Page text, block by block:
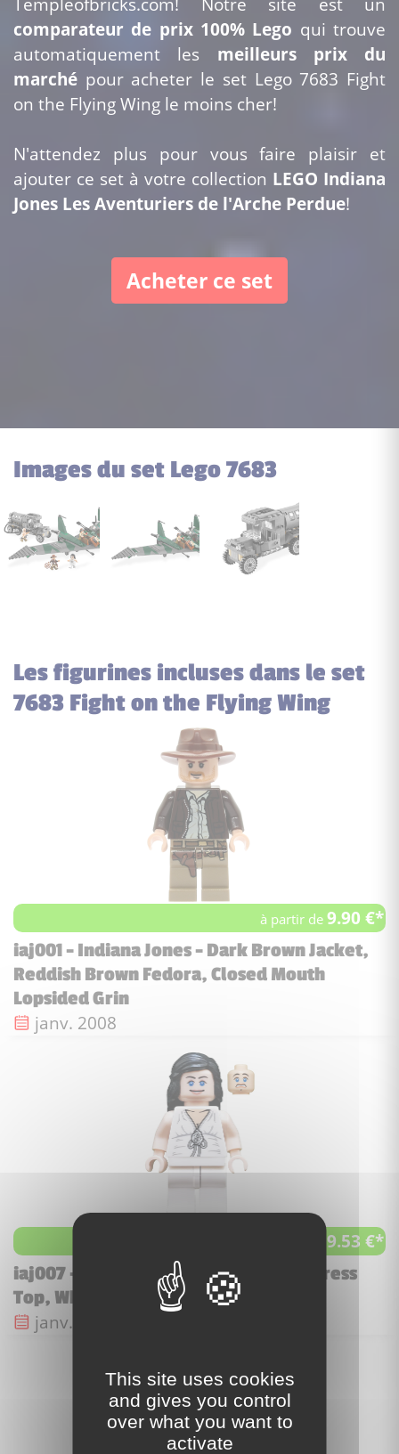
comparateur de prix 100% Lego qui trouve
automatiquement les meilleurs prix du
marché pour acheter le set Lego 7683 Fight
on the Flying Wing le moins cher!
N'attendez plus pour vous faire plaisir et
ajouter ce set à votre collection LEGO Indiana
Jones Les Aventuriers de l'Arche Perdue!
Acheter ce set
Images du set Lego 7683
Les figurines incluses dans le set
7683 Fight on the Flying Wing
à partir de9.90 €*
iaj001 - Indiana Jones - Dark Brown Jacket,
Reddish Brown Fedora, Closed Mouth
Lopsided Grin
Date de sortie :
janv. 2008
9.53 €*
iaj007 - Marion Ravenwood - White Dress
Top, White Legs
Date de sortie :
janv. 2008
This site uses cookies
and gives you control
over what you want to
activate